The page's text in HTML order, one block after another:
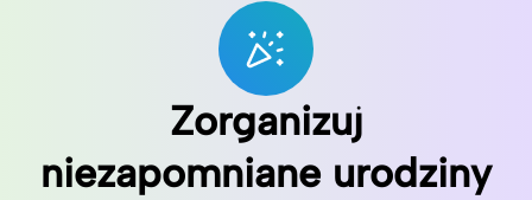
Zorganizuj
niezapomniane urodziny